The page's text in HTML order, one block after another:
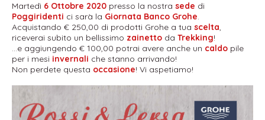
Martedì 6 Ottobre 2020 presso la nostra sede di
Poggiridenti ci sarà la Giornata Banco Grohe.
Acquistando € 250,00 di prodotti Grohe a tua scelta,
riceverai subito un bellissimo zainetto da Trekking!
...e aggiungendo € 100,00 potrai avere anche un caldo pile
per i mesi invernali che stanno arrivando!
Non perdete questa occasione! Vi aspetiamo!